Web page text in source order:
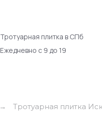
Тротуарная плитка в СПб
Ежедневно с 9 до 19
→ Тротуарная плитка